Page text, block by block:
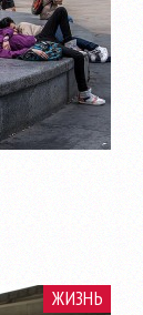
ЖИЗНЬ